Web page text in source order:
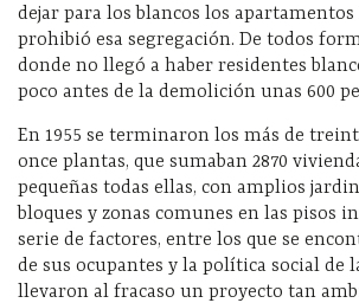
dejar para los blancos los
prohibió esa segregación. De todos
donde no llegó a haber residentes
poco antes de la demolición unas 600
En 1955 se terminaron los más de
once plantas, que sumaban 2870
pequeñas todas ellas, con amplios
bloques y zonas comunes en las pisos
serie de factores, entre los que se
de sus ocupantes y la política social de
llevaron al fracaso un proyecto tan